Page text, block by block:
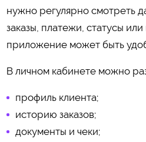
нужно регулярно смотреть
заказы, платежи, статусы
приложение может быть
В личном кабинете можно
профиль клиента;
историю заказов;
документы и чеки;